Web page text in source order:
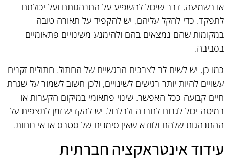
או בשמיעה, דבר שיכול להשפיע על התנהגותם ועל יכולתם
לתפקד. כדי להקל עליהם, יש להקפיד על תאורה טובה
במקומות שהם נמצאים בהם ולהימנע משינויים פתאומיים
בסביבה.
כמו כן, יש לשים לב לצרכים הרגשיים של החתול. חתולים זקנים
עשויים להיות יותר רגישים לשינויים, ולכן חשוב לשמור על שגרת
חיים קבועה ככל האפשר. שינוי פתאומי במיקום הקערות או
במיטה יכול לגרום לחרדה ולבלבול. יש להקדיש זמן לתצפית על
ההתנהגות שלהם ולוודא שאין סימנים של סטרס או אי נוחות.
עידוד אינטראקציה חברתית